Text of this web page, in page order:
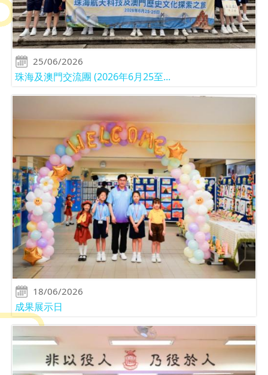
25/06/2026
珠海及澳門交流團 (2026年6月25至...
18/06/2026
成果展示日